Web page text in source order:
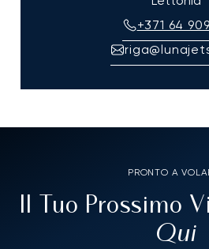
+371 64 909
PRONTO A
Il Tuo Prossimo
Qui